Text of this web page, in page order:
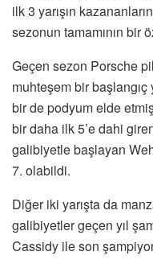
ilk 3 yarışın
sezonun tamamının bir
Geçen sezon Porsche
muhteşem bir başlangıç
bir de podyum elde
bir daha ilk 5’e dahi
galibiyetle başlayan
7. olabildi.
Diğer iki yarışta da
galibiyetler geçen yıl
Cassidy ile son